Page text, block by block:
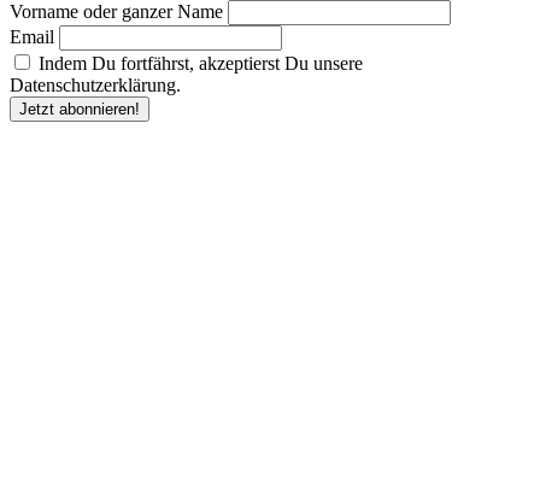
Vorname oder ganzer Name
Email
Indem Du fortfährst, akzeptierst Du unsere
Datenschutzerklärung.